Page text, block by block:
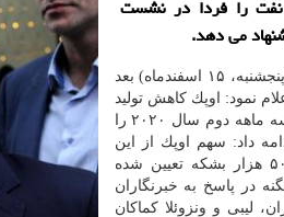
بشكه ای نفت را فردا در نشست
می دهد.
به گزارش خبرنگار شانا، بیژن زنگنه امروز (پنجشنبه، ۱۵ اسفندماه) بعد
اعلام نمود: اوپك كاهش تولید
یك میلیون و ۵۰۰ هزار بشكه ای نفت برای سه ماهه دوم سال ۲۰۲۰ را
داد: سهم اوپك از این
میزان یك میلیون بشكه و سهم غیراوپك ۵۰۰ هزار بشكه تعیین شده
در پاسخ به خبرنگاران
لیبی و ونزوئلا كماكان